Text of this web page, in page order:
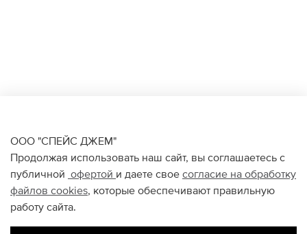
ООО "СПЕЙС ДЖЕМ"
Продолжая использовать наш сайт, вы соглашаетесь с
публичной офертой и даете свое согласие на обработку
файлов cookies, которые обеспечивают правильную
работу сайта.